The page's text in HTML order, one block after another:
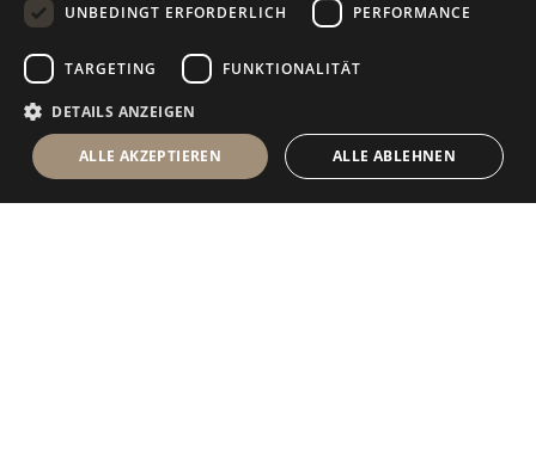
RUSSIAN
UNBEDINGT ERFORDERLICH
PERFORMANCE
TARGETING FUNKTIONALITÄT
DETAILS ANZEIGEN
ALLE AKZEPTIEREN ALLE ABLEHNEN